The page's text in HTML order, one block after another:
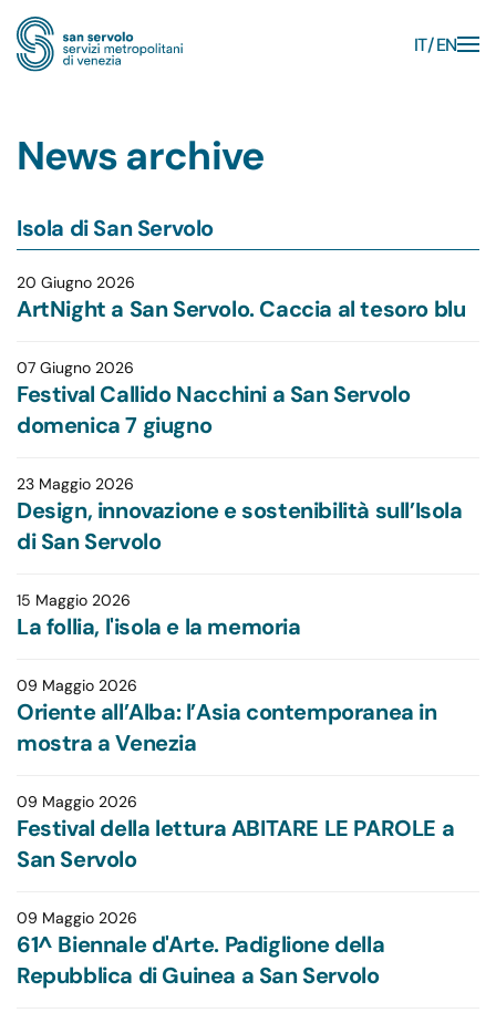
Skip to main content
IT EN
News archive
Isola di San Servolo
20 Giugno 2026
ArtNight a San Servolo. Caccia al tesoro blu
07 Giugno 2026
Festival Callido Nacchini a San Servolo
domenica 7 giugno
23 Maggio 2026
Design, innovazione e sostenibilità sull’Isola
di San Servolo
15 Maggio 2026
La follia, l'isola e la memoria
09 Maggio 2026
Oriente all’Alba: l’Asia contemporanea in
mostra a Venezia
09 Maggio 2026
Festival della lettura ABITARE LE PAROLE a
San Servolo
09 Maggio 2026
61^ Biennale d'Arte. Padiglione della
Repubblica di Guinea a San Servolo